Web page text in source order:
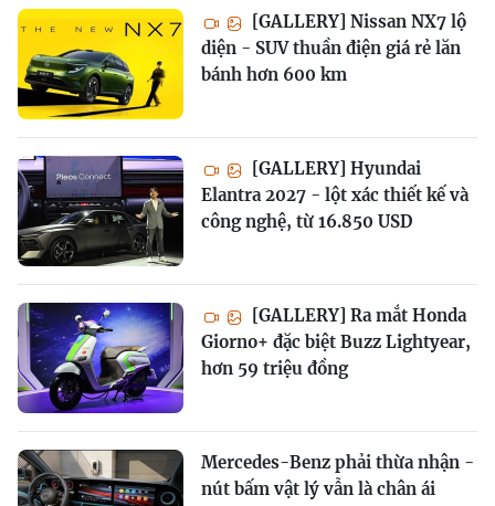
[GALLERY] Nissan NX7 lộ
diện - SUV thuần điện giá rẻ lăn
bánh hơn 600 km
[GALLERY] Hyundai
Elantra 2027 - lột xác thiết kế và
công nghệ, từ 16.850 USD
[GALLERY] Ra mắt Honda
Giorno+ đặc biệt Buzz Lightyear,
hơn 59 triệu đồng
Mercedes-Benz phải thừa nhận -
nút bấm vật lý vẫn là chân ái